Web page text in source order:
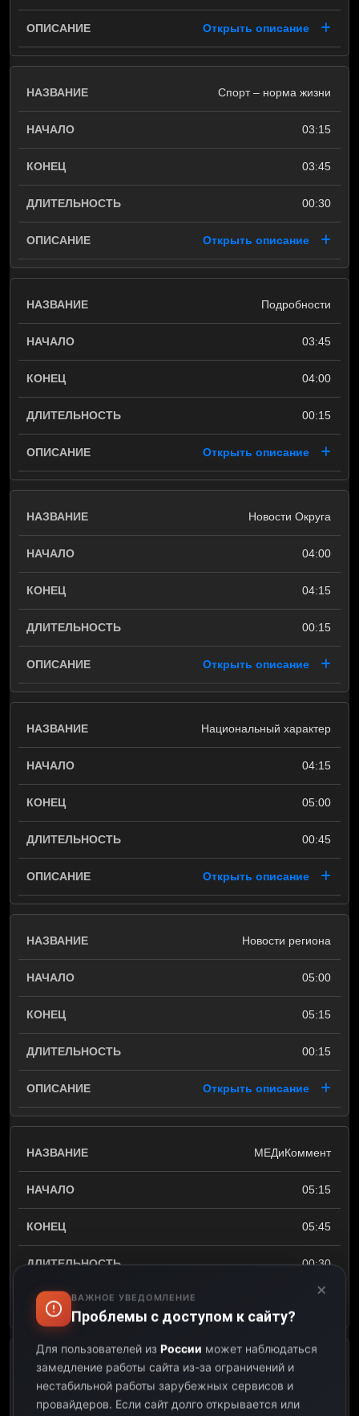
Открыть описание
Спорт – норма жизни
03:15
03:45
00:30
Открыть описание
Подробности
03:45
04:00
00:15
Открыть описание
Новости Округа
04:00
04:15
00:15
Открыть описание
Национальный характер
04:15
05:00
00:45
Открыть описание
Новости региона
05:00
05:15
00:15
Открыть описание
МЕДиКоммент
05:15
05:45
00:30
Интервью
×
ВАЖНОЕ УВЕДОМЛЕНИЕ
Проблемы с доступом к сайту?
Для пользователей из России может наблюдаться
замедление работы сайта из-за ограничений и
нестабильной работы зарубежных сервисов и
провайдеров. Если сайт долго открывается или